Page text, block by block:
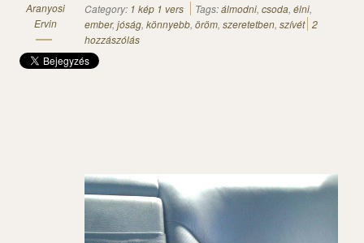
Aranyosi
Ervin
Category: 1 kép 1 vers Tags:álmodni, csoda, élni,
ember, jóság, könnyebb, öröm, szeretetben, szívét 2
hozzászólás